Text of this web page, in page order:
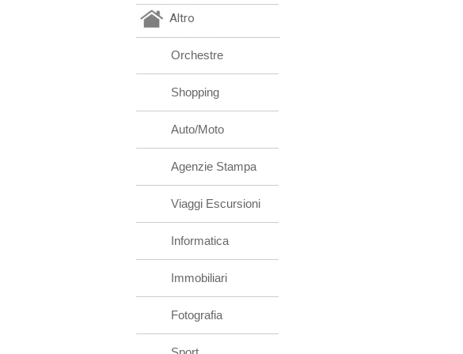
Altro
Orchestre
Shopping
Auto/Moto
Agenzie Stampa
Viaggi Escursioni
Informatica
Immobiliari
Fotografia